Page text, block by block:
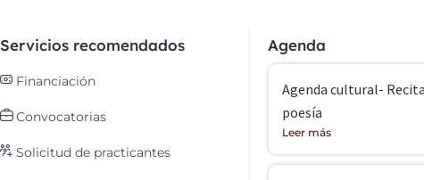
Servicios recomendados
Financiación
Convocatorias
Solicitud de practicantes
Agenda
Agenda cultural-
poesía
Leer más